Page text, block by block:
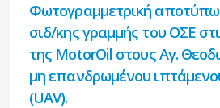
Φωτογραμμετρική
σιδ/κης γραμμής του ΟΣΕ
της ΜotorOil στους Αγ.
μη επανδρωμένου
(UAV).